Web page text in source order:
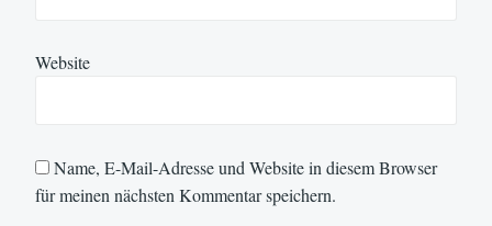
Website
Name, E-Mail-Adresse und Website in diesem Browser
für meinen nächsten Kommentar speichern.